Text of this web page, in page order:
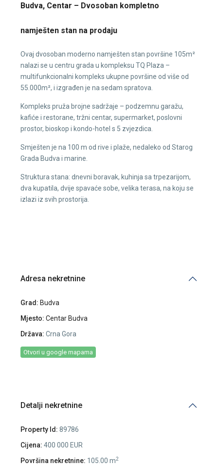
Budva, Centar – Dvosoban kompletno
namješten stan na prodaju
Ovaj dvosoban moderno namješten stan površine 105m²
nalazi se u centru grada u kompleksu TQ Plaza –
multifunkcionalni kompleks ukupne površine od više od
55.000m², i izgrađen je na sedam spratova.
Kompleks pruža brojne sadržaje – podzemnu garažu,
kafiće i restorane, tržni centar, supermarket, poslovni
prostor, bioskop i kondo-hotel s 5 zvjezdica.
Smješten je na 100 m od rive i plaže, nedaleko od Starog
Grada Budva i marine.
Struktura stana: dnevni boravak, kuhinja sa trpezarijom,
dva kupatila, dvije spavaće sobe, velika terasa, na koju se
izlazi iz svih prostorija.
Adresa nekretnine
Grad: Budva
Mjesto: Centar Budva
Država: Crna Gora
Otvori u google mapama
Detalji nekretnine
Property Id: 89786
Cijena: 400 000 EUR
Površina nekretnine: 105.00 m2